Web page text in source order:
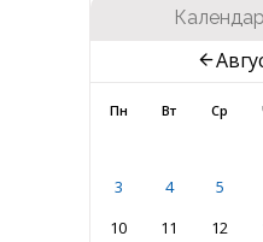
Пн Вт Ср
3
4 5
10
11 12